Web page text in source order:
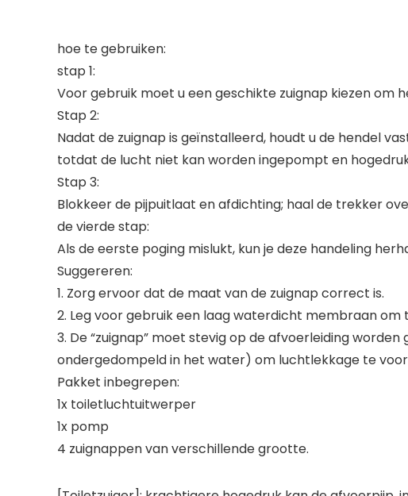
hoe te gebruiken:
stap 1:
Voor gebruik moet u een geschikte zuignap kiezen
Stap 2:
Nadat de zuignap is geïnstalleerd, houdt u de hendel
totdat de lucht niet kan worden ingepompt en
Stap 3:
Blokkeer de pijpuitlaat en afdichting; haal de trekker
de vierde stap:
Als de eerste poging mislukt, kun je deze handeling
Suggereren:
1. Zorg ervoor dat de maat van de zuignap correct is.
2. Leg voor gebruik een laag waterdicht membraan
3. De “zuignap” moet stevig op de afvoerleiding
ondergedompeld in het water) om luchtlekkage te
Pakket inbegrepen:
1x toiletluchtuitwerper
1x pomp
4 zuignappen van verschillende grootte.